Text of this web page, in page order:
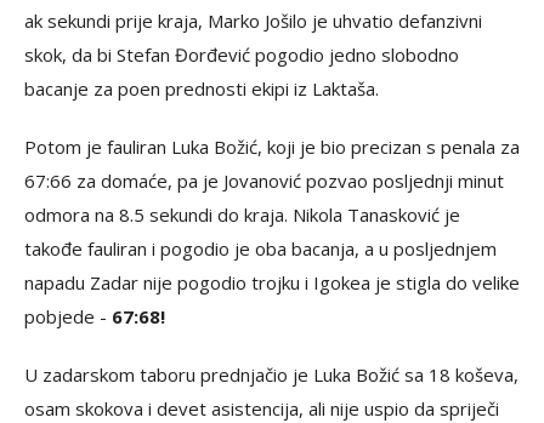
ak sekundi prije kraja, Marko Jošilo je uhvatio defanzivni
skok, da bi Stefan Đorđević pogodio jedno slobodno
bacanje za poen prednosti ekipi iz Laktaša.
Potom je fauliran Luka Božić, koji je bio precizan s penala za
67:66 za domaće, pa je Jovanović pozvao posljednji minut
odmora na 8.5 sekundi do kraja. Nikola Tanasković je
takođe fauliran i pogodio je oba bacanja, a u posljednjem
napadu Zadar nije pogodio trojku i Igokea je stigla do velike
pobjede - 67:68!
U zadarskom taboru prednjačio je Luka Božić sa 18 koševa,
osam skokova i devet asistencija, ali nije uspio da spriječi